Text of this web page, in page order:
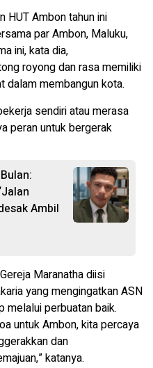
HUT Ambon tahun ini
par Ambon, Maluku,
ini, kata dia,
royong dan rasa memiliki
dalam membangun kota.
sendiri atau merasa
peran untuk bergerak
Ambil
Maranatha diisi
yang mengingatkan ASN
melalui perbuatan baik.
untuk Ambon, kita percaya
dan
katanya.